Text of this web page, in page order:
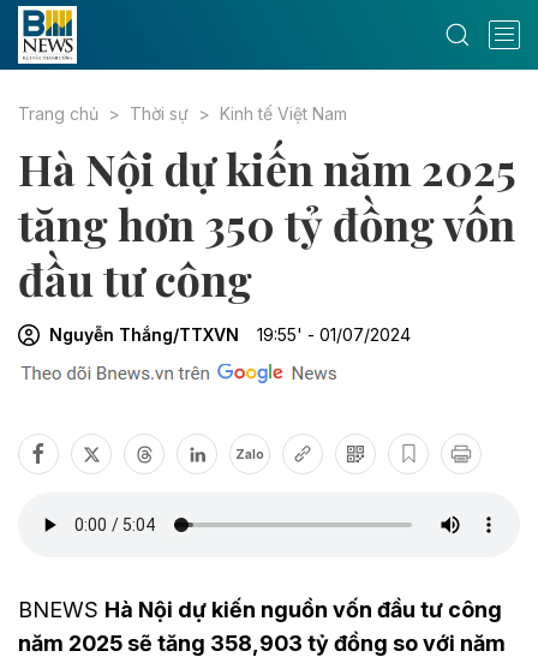
Trang chủ Thời sự Kinh tế Việt Nam
Hà Nội dự kiến năm 2025
tăng hơn 350 tỷ đồng vốn
đầu tư công
Nguyễn Thắng/TTXVN 19:55' - 01/07/2024
Zalo
BNEWS Hà Nội dự kiến nguồn vốn đầu tư công
năm 2025 sẽ tăng 358,903 tỷ đồng so với năm